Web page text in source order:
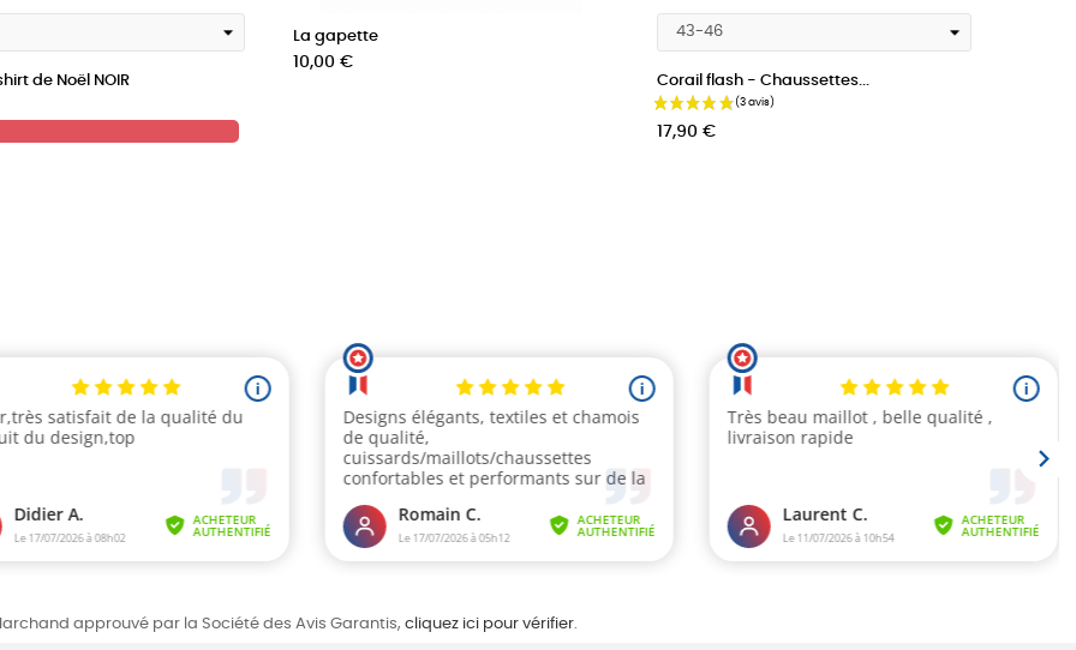
de Noël NOIR
La gapette
Prix
10,00 €
Corail flash - Chaussettes...
Prix
17,90 €
approuvé par la Société des Avis Garantis, cliquez ici pour vérifier.